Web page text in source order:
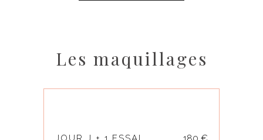
Les maquillages